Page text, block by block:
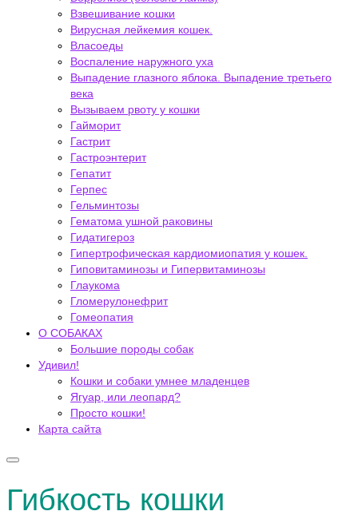
Взвешивание кошки
Вирусная лейкемия кошек.
Власоеды
Воспаление наружного уха
Выпадение глазного яблока. Выпадение третьего
века
Вызываем рвоту у кошки
Гайморит
Гастрит
Гастроэнтерит
Гепатит
Герпес
Гельминтозы
Гематома ушной раковины
Гидатигероз
Гипертрофическая кардиомиопатия у кошек.
Гиповитаминозы и Гипервитаминозы
Глаукома
Гломерулонефрит
Гомеопатия
О СОБАКАХ
Большие породы собак
Удивил!
Кошки и собаки умнее младенцев
Ягуар, или леопард?
Просто кошки!
Карта сайта
Гибкость кошки